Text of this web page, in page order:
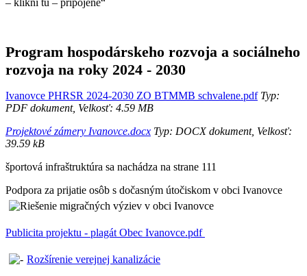
– klikni tu – pripojené“
Program hospodárskeho rozvoja a sociálneho
rozvoja na roky 2024 - 2030
Ivanovce PHRSR 2024-2030 ZO BTMMB schvalene.pdfTyp:
PDF dokument, Velkosť: 4.59 MB
Projektové zámery Ivanovce.docx Typ: DOCX dokument, Velkosť:
39.59 kB
športová infraštruktúra sa nachádza na strane 111
Podpora za prijatie osôb s dočasným útočiskom v obci Ivanovce
Publicita projektu - plagát Obec Ivanovce.pdf
Rozšírenie verejnej kanalizácie